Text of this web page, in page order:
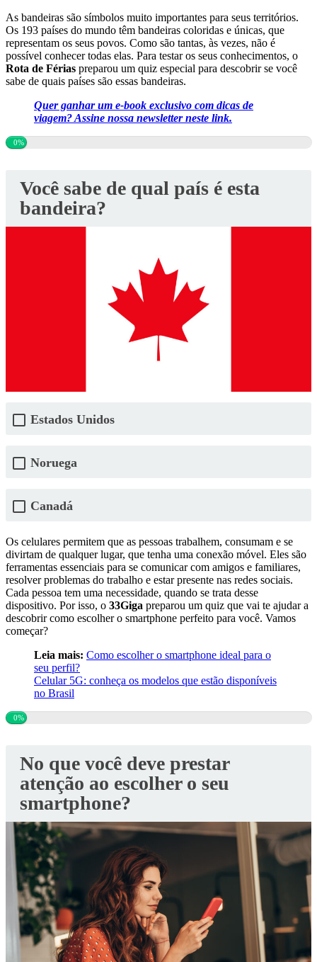
As bandeiras são símbolos muito importantes para seus territórios.
Os 193 países do mundo têm bandeiras coloridas e únicas, que
representam os seus povos. Como são tantas, às vezes, não é
possível conhecer todas elas. Para testar os seus conhecimentos, o
Rota de Férias preparou um quiz especial para descobrir se você
sabe de quais países são essas bandeiras.
Quer ganhar um e-book exclusivo com dicas de
viagem? Assine nossa newsletter neste link.
0%
Você sabe de qual país é esta
bandeira?
Estados Unidos
Noruega
Canadá
Os celulares permitem que as pessoas trabalhem, consumam e se
divirtam de qualquer lugar, que tenha uma conexão móvel. Eles são
ferramentas essenciais para se comunicar com amigos e familiares,
resolver problemas do trabalho e estar presente nas redes sociais.
Cada pessoa tem uma necessidade, quando se trata desse
dispositivo. Por isso, o 33Giga preparou um quiz que vai te ajudar a
descobrir como escolher o smartphone perfeito para você. Vamos
começar?
Leia mais: Como escolher o smartphone ideal para o
seu perfil?
Celular 5G: conheça os modelos que estão disponíveis
no Brasil
0%
No que você deve prestar
atenção ao escolher o seu
smartphone?